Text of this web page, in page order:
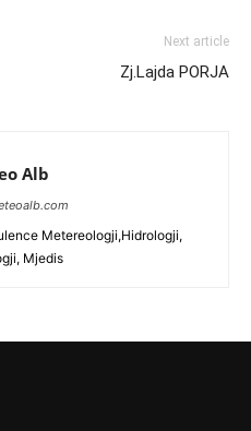
Next article
Zj.Lajda PORJA
Alb
Metereologji,Hidrologji,
Mjedis